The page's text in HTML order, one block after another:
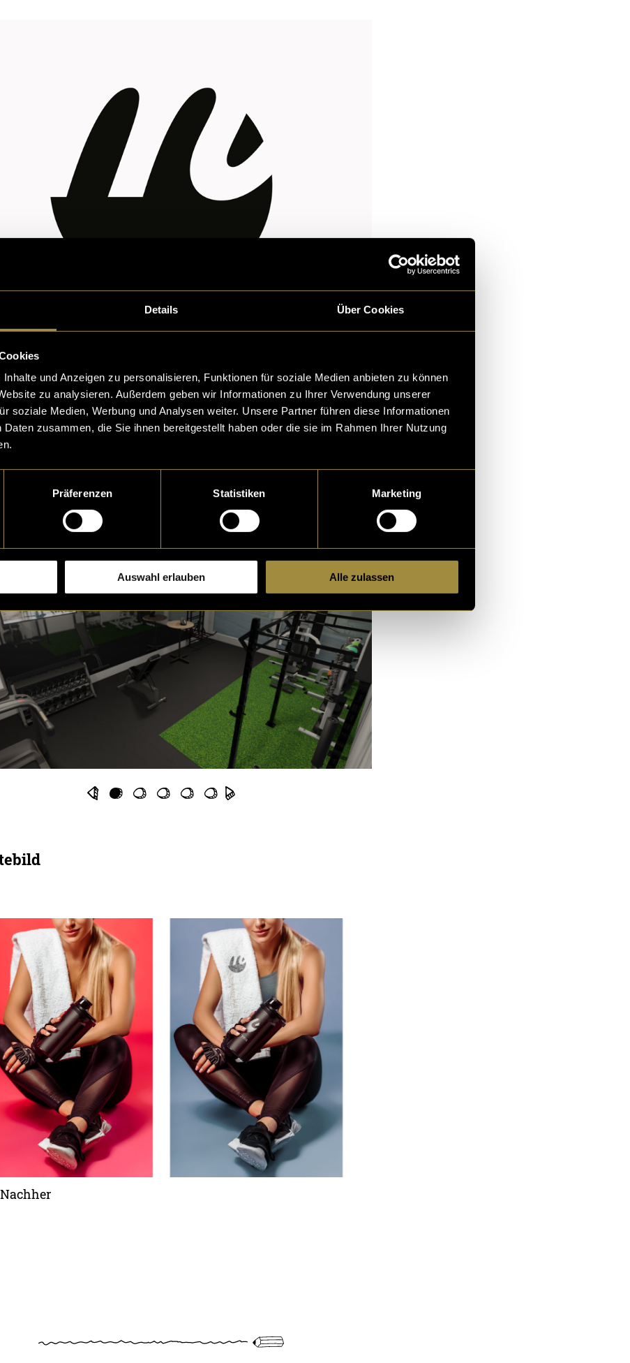
Details Über Cookies
und Anzeigen zu personalisieren, Funktionen für soziale Medien anbieten zu können
zu analysieren. Außerdem geben wir Informationen zu Ihrer Verwendung unserer
soziale Medien, Werbung und Analysen weiter. Unsere Partner führen diese Informationen
zusammen, die Sie ihnen bereitgestellt haben oder die sie im Rahmen Ihrer Nutzung
Präferenzen Statistiken Marketing
Auswahl erlauben Alle zulassen